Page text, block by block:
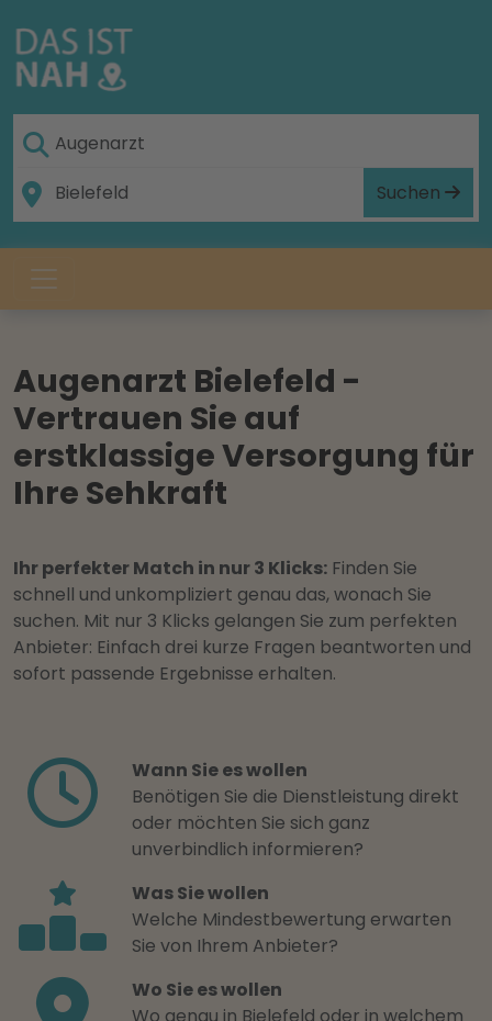
Suchen
Augenarzt Bielefeld -
Vertrauen Sie auf
erstklassige Versorgung für
Ihre Sehkraft
Ihr perfekter Match in nur 3 Klicks: Finden Sie
schnell und unkompliziert genau das, wonach Sie
suchen. Mit nur 3 Klicks gelangen Sie zum perfekten
Anbieter: Einfach drei kurze Fragen beantworten und
sofort passende Ergebnisse erhalten.
Wann Sie es wollen
Benötigen Sie die Dienstleistung direkt
oder möchten Sie sich ganz
unverbindlich informieren?
Was Sie wollen
Welche Mindestbewertung erwarten
Sie von Ihrem Anbieter?
Wo Sie es wollen